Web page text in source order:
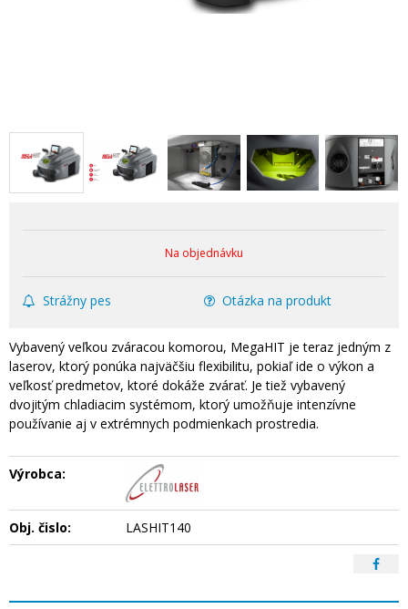
Na objednávku
Strážny pes Otázka na produkt
Vybavený veľkou zváracou komorou, MegaHIT je teraz jedným z
laserov, ktorý ponúka najväčšiu flexibilitu, pokiaľ ide o výkon a
veľkosť predmetov, ktoré dokáže zvárať. Je tiež vybavený
dvojitým chladiacim systémom, ktorý umožňuje intenzívne
používanie aj v extrémnych podmienkach prostredia.
Výrobca:
Obj. čislo: LASHIT140